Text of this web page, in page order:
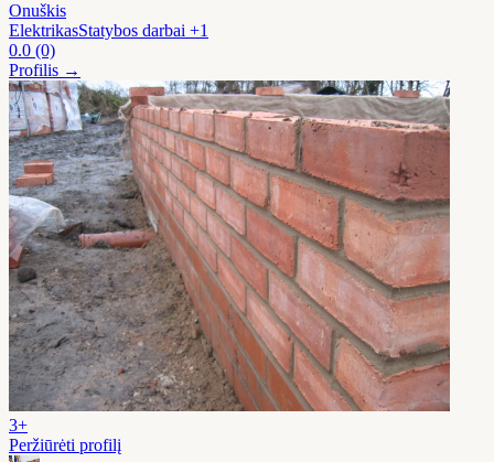
Onuškis
ElektrikasStatybos darbai +1
0.0 (0)
Profilis →
3+
Peržiūrėti profilį